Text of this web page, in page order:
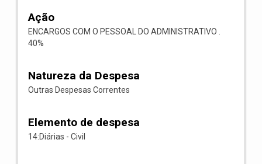
Ação
ENCARGOS COM O PESSOAL DO ADMINISTRATIVO .
40%
Natureza da Despesa
Outras Despesas Correntes
Elemento de despesa
14:Diárias - Civil